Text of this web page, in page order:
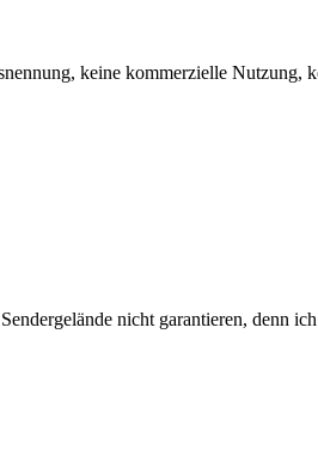
keine kommerzielle Nutzung,
nicht garantieren, denn